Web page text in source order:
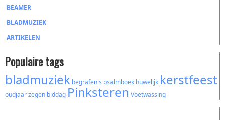
BEAMER
BLADMUZIEK
ARTIKELEN
Populaire tags
bladmuziek begrafenis psalmboek huwelijk kerstfeest
oudjaarzegen biddag Pinksteren Voetwassing